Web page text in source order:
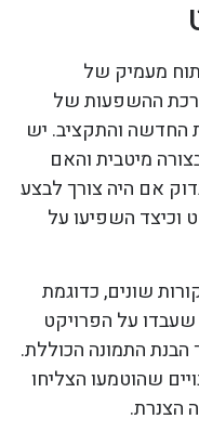
מעמיק של
ההשפעות של
החדשה והתקציב. יש
מיטבית והאם
אם היה צורך לבצע
וכיצד השפיעו על
שונים, כדוגמת
על הפרויקט
התמונה הכוללת.
שהוטמעו הצליחו
הצנרת.